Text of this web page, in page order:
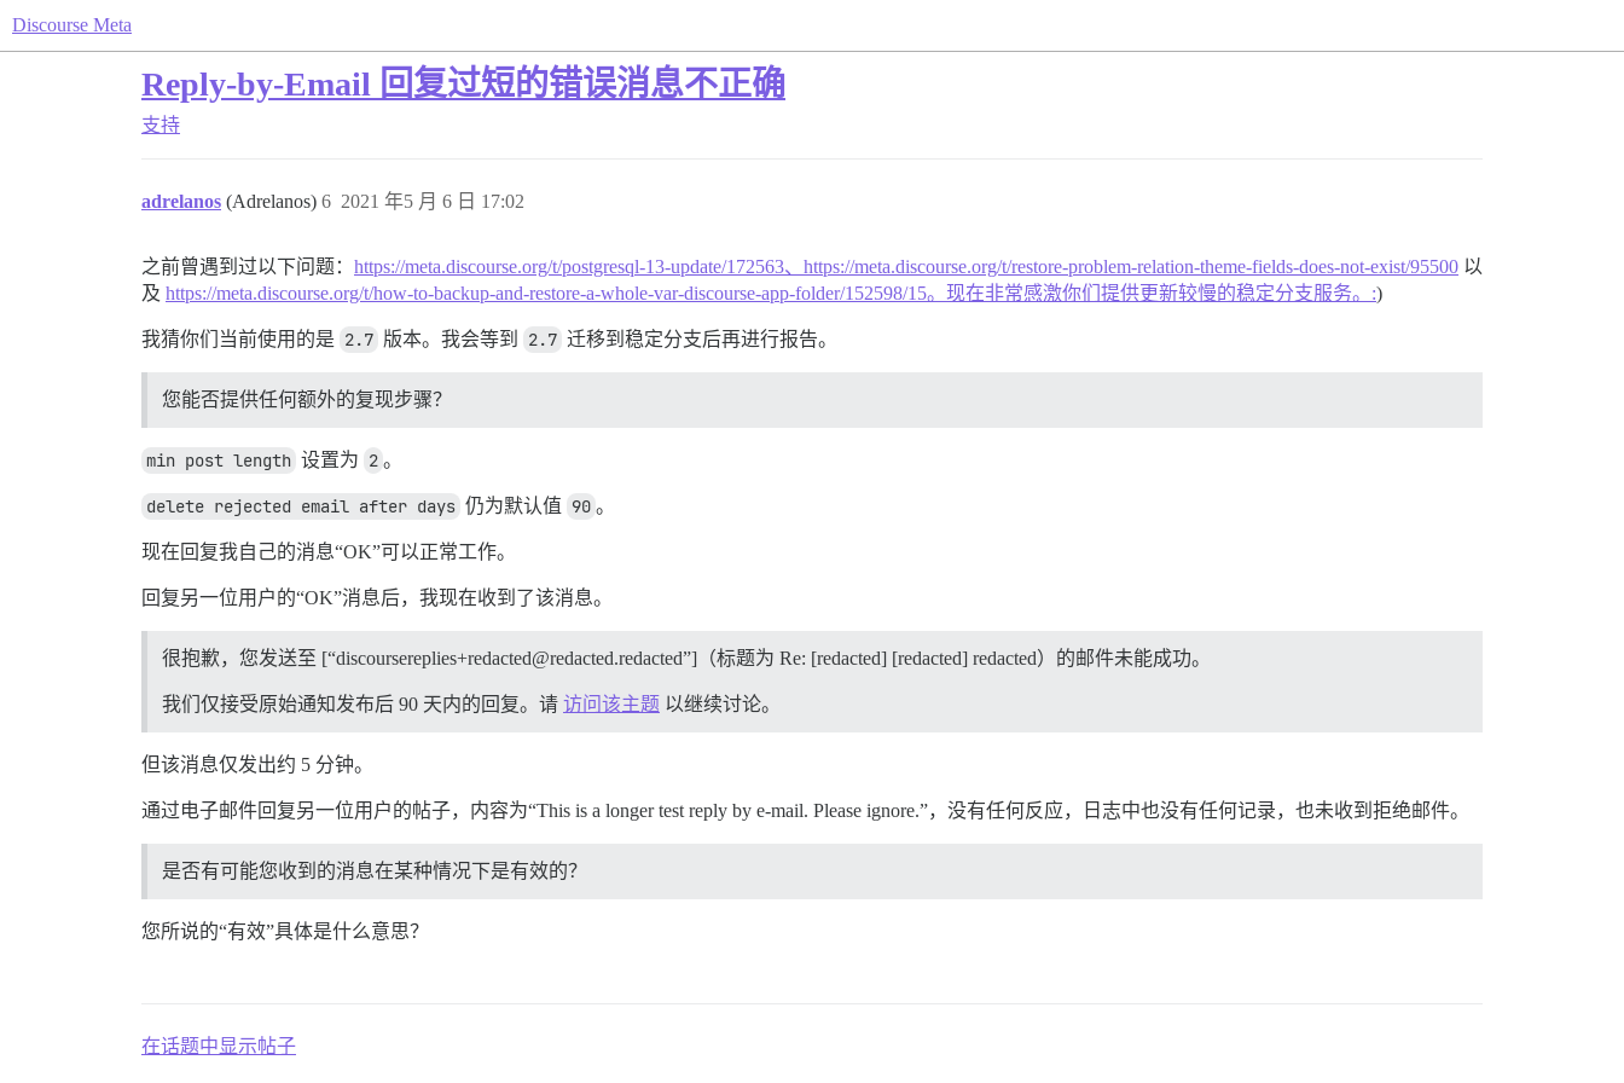
Discourse Meta
Reply-by-Email 回复过短的错误消息不正确
支持
adrelanos (Adrelanos) 2021 年5 月 6 日 17:02
6
之前曾遇到过以下问题： https://meta.discourse.org/t/postgresql-13-update/172563、https://meta.discourse.org/t/restore-problem-relation-theme-fields-does-not-exist/95500 以
及 https://meta.discourse.org/t/how-to-backup-and-restore-a-whole-var-discourse-app-folder/152598/15。现在非常感激你们提供更新较慢的稳定分支服务。:)
我猜你们当前使用的是 2.7 版本。我会等到 2.7 迁移到稳定分支后再进行报告。
您能否提供任何额外的复现步骤？
min post length 设置为 2 。
delete rejected email after days 仍为默认值 90 。
现在回复我自己的消息“OK”可以正常工作。
回复另一位用户的“OK”消息后，我现在收到了该消息。
很抱歉，您发送至 [“discoursereplies+redacted@redacted.redacted”]（标题为 Re: [redacted] [redacted] redacted）的邮件未能成功。
我们仅接受原始通知发布后 90 天内的回复。请 访问该主题 以继续讨论。
但该消息仅发出约 5 分钟。
通过电子邮件回复另一位用户的帖子，内容为“This is a longer test reply by e-mail. Please ignore.”，没有任何反应，日志中也没有任何记录，也未收到拒绝邮件。
是否有可能您收到的消息在某种情况下是有效的？
您所说的“有效”具体是什么意思？
在话题中显示帖子